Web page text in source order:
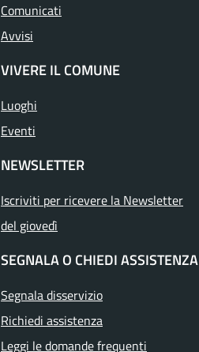
Comunicati
Avvisi
VIVERE IL COMUNE
Luoghi
Eventi
NEWSLETTER
Iscriviti per ricevere la Newsletter
del giovedì
SEGNALA O CHIEDI ASSISTENZA
Segnala disservizio
Richiedi assistenza
Leggi le domande frequenti